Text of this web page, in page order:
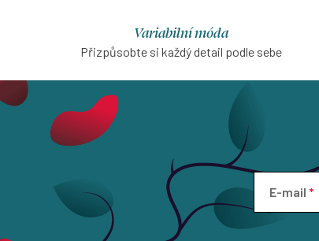
Variabilní móda
Přizpůsobte si každý detail podle sebe
E-mail